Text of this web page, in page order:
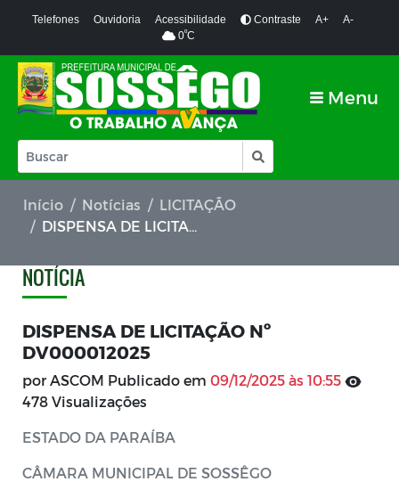
Telefones Ouvidoria Acessibilidade Contraste A+
A-
0ºC
Menu
Início Notícias
LICITAÇÃO
DISPENSA DE LICITAÇÃO Nº DV000012025
NOTÍCIA
DISPENSA DE LICITAÇÃO Nº
DV000012025
por ASCOM Publicado em 09/12/2025 às 10:55
478 Visualizações
ESTADO DA PARAÍBA
CÂMARA MUNICIPAL DE SOSSÊGO